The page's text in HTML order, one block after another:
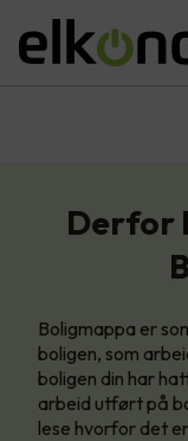
Derfor
Boligmappa er
boligen, som
boligen din har
arbeid utført på
lese hvorfor det